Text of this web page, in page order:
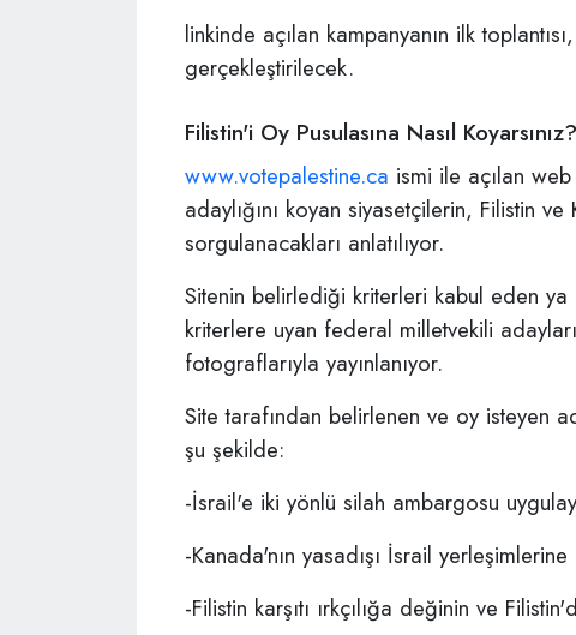
linkinde açılan kampanyanın ilk
gerçekleştirilecek.
Filistin'i Oy Pusulasına Nasıl Koyarsınız?
www.votepalestine.ca ismi ile açılan
adaylığını koyan siyasetçilerin, Filistin
sorgulanacakları anlatılıyor.
Sitenin belirlediği kriterleri kabul eden
kriterlere uyan federal milletvekili
fotograflarıyla yayınlanıyor.
Site tarafından belirlenen ve oy isteyen
şu şekilde:
-İsrail'e iki yönlü silah ambargosu
-Kanada'nın yasadışı İsrail
-Filistin karşıtı ırkçılığa değinin ve